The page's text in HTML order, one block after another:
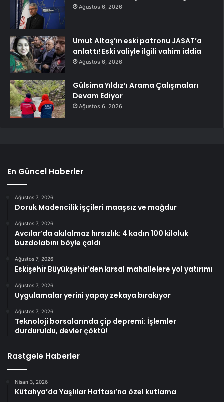
Ağustos 6, 2026
Umut Altaş’ın eski patronu JASAT’a
anlattı! Eski valiyle ilgili vahim iddia
Ağustos 6, 2026
Gülsima Yıldız’ı Arama Çalışmaları
Devam Ediyor
Ağustos 6, 2026
En Güncel Haberler
Ağustos 7, 2026
Doruk Madencilik işçileri maaşsız ve mağdur
Ağustos 7, 2026
Avcılar’da akılalmaz hırsızlık: 4 kadın 100 kiloluk
buzdolabını böyle çaldı
Ağustos 7, 2026
Eskişehir Büyükşehir’den kırsal mahallelere yol yatırımı
Ağustos 7, 2026
Uygulamalar yerini yapay zekaya bırakıyor
Ağustos 7, 2026
Teknoloji borsalarında çip depremi: İşlemler
durduruldu, devler çöktü!
Rastgele Haberler
Nisan 3, 2026
Kütahya’da Yaşlılar Haftası’na özel kutlama